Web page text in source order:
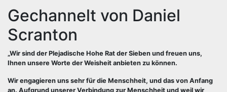
Gechannelt von Daniel
Scranton
„Wir sind der Plejadische Hohe Rat der Sieben und freuen uns,
Ihnen unsere Worte der Weisheit anbieten zu können.
Wir engagieren uns sehr für die Menschheit, und das von Anfang
an. Aufgrund unserer Verbindung zur Menschheit und weil wir